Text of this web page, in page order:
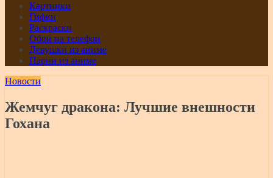
Картинки
Гифки
Раскраски
Обои на телефон
Девушки из аниме
Парни из аниме
Новости
Жемчуг дракона: Лучшие внешности
Гохана